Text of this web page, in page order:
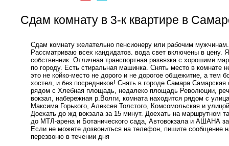
Сдам комнату в 3-к квартире в
Сдам комнату желательно пенсионеру или рабочим мужчинам.
Рассматриваю всех кандидатов. вода свет включены в цену. Я
собственник. Отличная транспортная развязка с хорошими
по городу. Есть стиральная машинка. Снять место в комнате
это не койко-место не дорого и не дорогое общежитие, а тем
хостел, и без посредников! Снять в городе Самара Самарская
рядом с Хлебная площадь, недалеко площадь Революции,
вокзал, набережная р.Волги, комната находится рядом с
Максима Горького, Алексея Толстого, Комсомольская и
Доехать до жд вокзала за 15 минут. Доехать на маршрутном
до МТЛ-арена и Ботанического сада, Автовокзала и АШАНА
Если не можете дозвониться на телефон, пишите сообщение
перезвоню в течении дня